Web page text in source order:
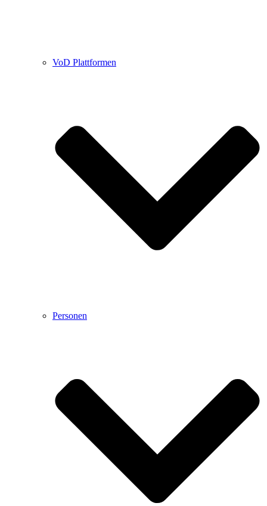
VoD Plattformen
Personen